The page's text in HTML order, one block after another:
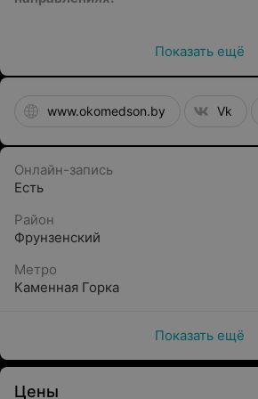
Офтальмология для детей и
Сомнология: диагностика,
апноэ (подбор и продажа СИПАП-
Функциональная диагностика:
респираторный мониторинг,
Особенности диагностики и
Показать ещё
www.okomedson.by Vk
Онлайн-запись
Есть
Район
Фрунзенский
Метро
Каменная Горка
Показать ещё
Цены